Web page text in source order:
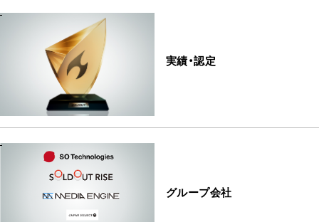
実績・認定
グループ会社